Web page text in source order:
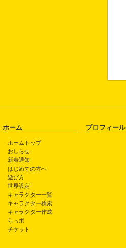
ホーム
ホームトップ
おしらせ
新着通知
はじめての方へ
遊び方
世界設定
キャラクター一覧
キャラクター検索
キャラクター作成
らっポ
チケット
プロフィール